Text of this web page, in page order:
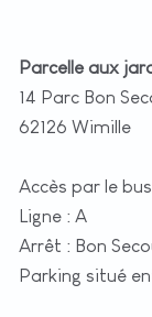
Parcelle aux
14 Parc Bon
62126 Wimille
Accès par le bus
Ligne : A
Arrêt : Bon
Parking situé